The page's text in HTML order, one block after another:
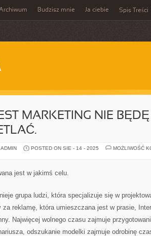
Budzisz mnie Ja ciebie Spis Treści
MARKETING NIE BĘDĘ
POSTED ON SIE - 14 - 2025 MOŻLIWOŚĆ
jest w jakimś celu.
grupa ludzi, która specjalizuje się w
za reklamę, która umieszczana jest w prasie,
Najwięcej wolnego czasu zajmuje
odszukanie modelki zajmuje odrobinę